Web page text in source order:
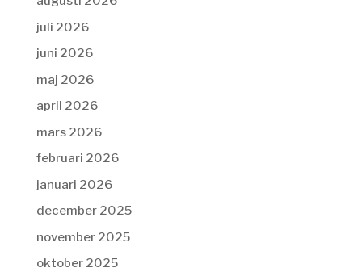
juli 2026
juni 2026
maj 2026
april 2026
mars 2026
februari 2026
januari 2026
december 2025
november 2025
oktober 2025